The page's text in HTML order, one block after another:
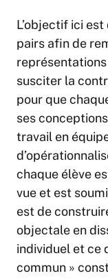
L’objectif ici
pairs afin de
représentations
susciter la
pour que
ses
travail en
chaque élève
vue et est
est de
objectale en
individuel et ce
commun »